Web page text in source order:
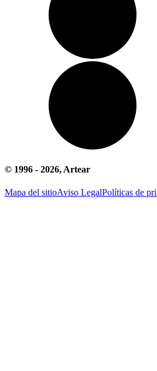
© 1996 - 2026, Artear
Mapa del sitioAviso LegalPolíticas de